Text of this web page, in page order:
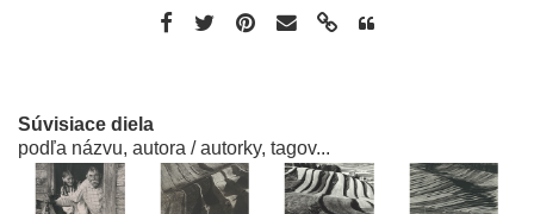
Súvisiace diela
podľa názvu, autora / autorky, tagov...